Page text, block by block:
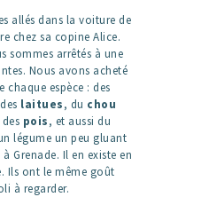
allés dans la voiture de
chez sa copine Alice.
sommes arrêtés à une
Nous avons acheté
chaque espèce : des
laitues, du chou
des pois, et aussi du
légume un peu gluant
Grenade. Il en existe en
Ils ont le même goût
à regarder.